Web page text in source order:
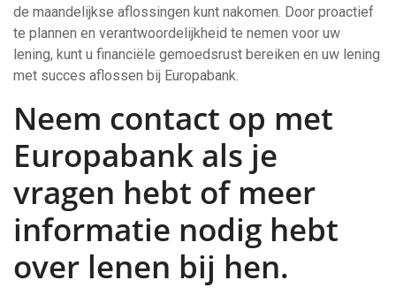
de maandelijkse aflossingen kunt nakomen. Door proactief
te plannen en verantwoordelijkheid te nemen voor uw
lening, kunt u financiële gemoedsrust bereiken en uw lening
met succes aflossen bij Europabank.
Neem contact op met
Europabank als je
vragen hebt of meer
informatie nodig hebt
over lenen bij hen.